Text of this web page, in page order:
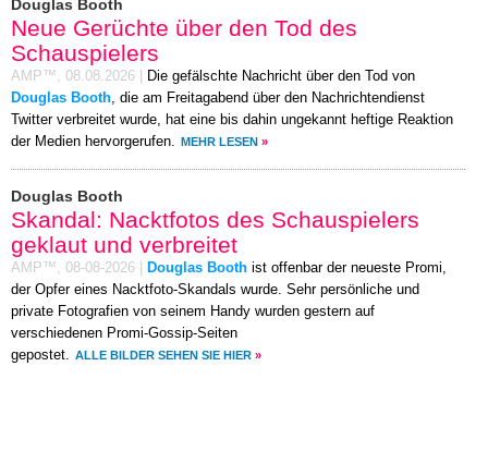
Douglas Booth
Neue Gerüchte über den Tod des
Schauspielers
AMP™, 08.08.2026
Die gefälschte Nachricht über den Tod von
Douglas Booth , die am Freitagabend über den Nachrichtendienst
Twitter verbreitet wurde, hat eine bis dahin ungekannt heftige Reaktion
der Medien hervorgerufen.
MEHR LESEN »
Douglas Booth
Skandal: Nacktfotos des Schauspielers
geklaut und verbreitet
AMP™, 08-08-2026 Douglas Booth ist offenbar der neueste Promi,
der Opfer eines Nacktfoto-Skandals wurde. Sehr persönliche und
private Fotografien von seinem Handy wurden gestern auf
verschiedenen Promi-Gossip-Seiten
gepostet.
ALLE BILDER SEHEN SIE HIER »